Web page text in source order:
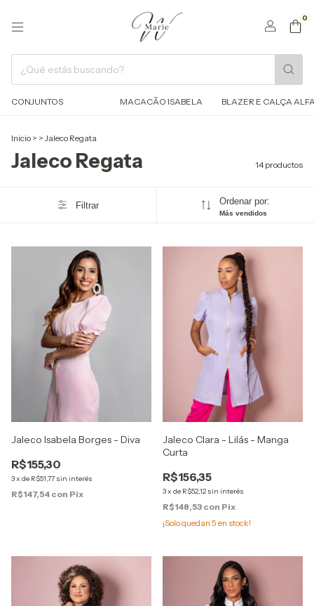
0
CONJUNTOS MACACÃO ISABELA BLAZER E CALÇA
Inicio > > Jaleco Regata
Jaleco Regata 14 productos
Filtrar Ordenar por:
Más vendidos
Jaleco Isabela Borges - Diva
R$155,30
3x de R$51,77 sin interés
R$147,54 con Pix
Jaleco Clara - Lilás - Manga
Curta
R$156,35
3x de R$52,12 sin interés
R$148,53 con Pix
¡Solo quedan 5 en stock!